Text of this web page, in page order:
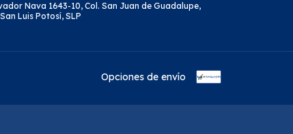
Nava 1643-10, Col. San Juan de Guadalupe,
Luis Potosí, SLP
Opciones de envío